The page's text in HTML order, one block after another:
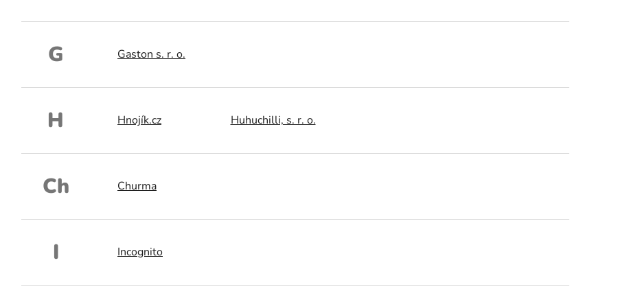
G Gaston s. r. o.
H Hnojík.cz Huhuchilli, s. r. o.
Ch Churma
I Incognito